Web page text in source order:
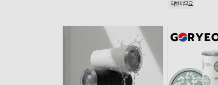
라벨지무료